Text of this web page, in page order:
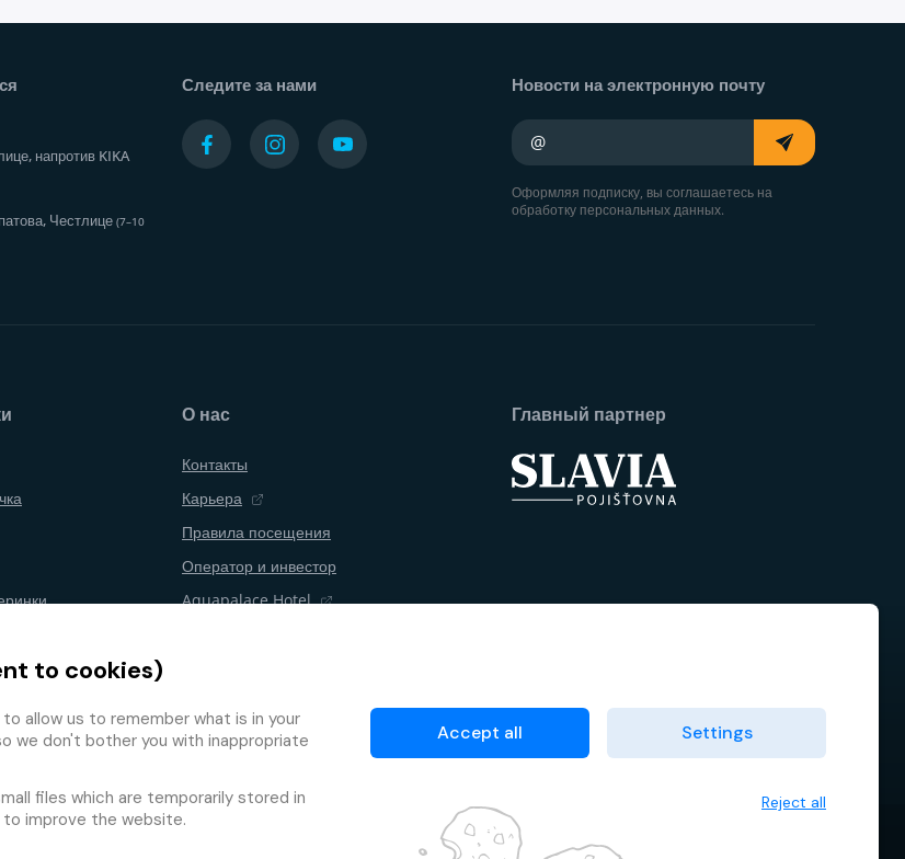
напротив KIKA
Честлице (7–10
Следите за нами Новости на электронную почту
Ваш адрес электронной почты
Оформляя подписку, вы соглашаетесь на
обработку персональных данных.
О нас
Контакты
Карьера
Правила посещения
Оператор и инвестор
Aquapalace Hotel
Главный партнер
to cookies)
allow us to remember what is in your
we don't bother you with inappropriate
files which are temporarily stored in
to improve the website.
Accept all Settings
Reject all